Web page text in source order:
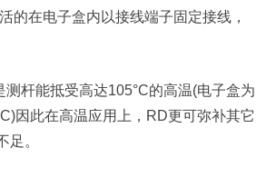
的在电子盒内以接线端子固定接线，
测杆能抵受高达105°C的高温(电子盒为
因此在高温应用上，RD更可弥补其它
足。